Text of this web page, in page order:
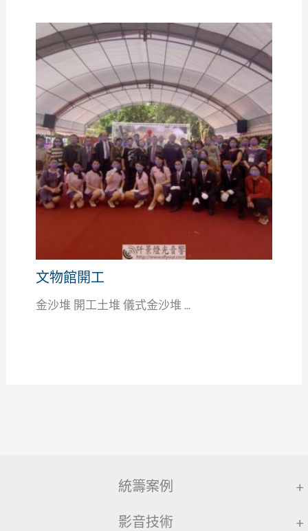
文物館開工
金沙堆 開工土堆 儀式金沙堆 ...
統籌案例 +
影音技術 +